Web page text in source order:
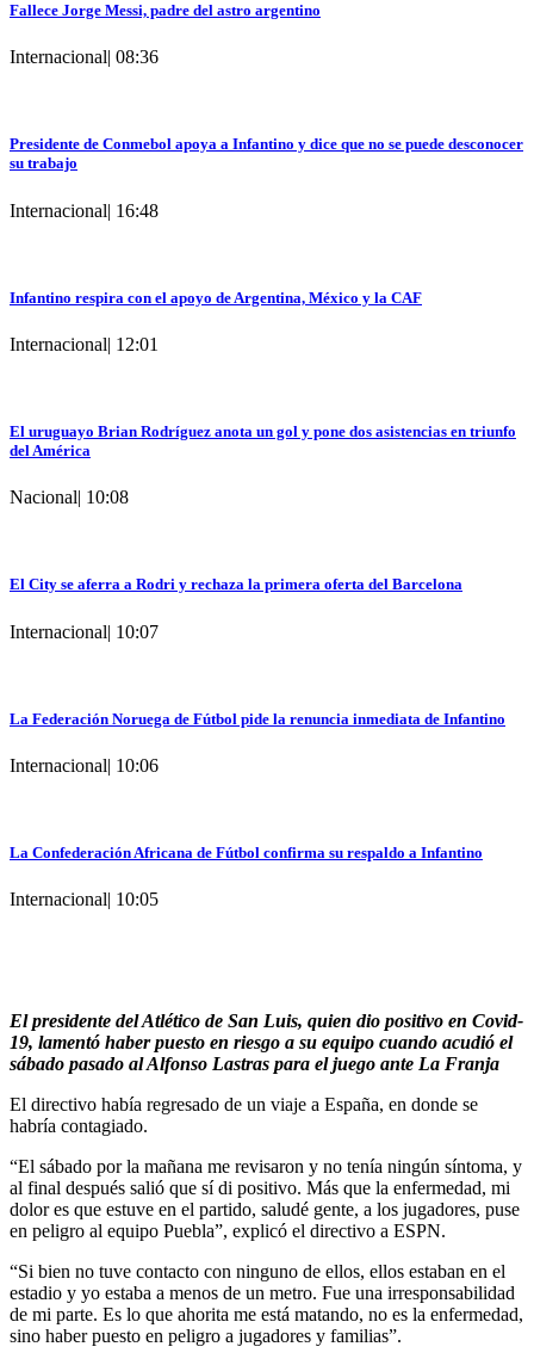
Fallece Jorge Messi, padre del astro argentino
Internacional| 08:36
Presidente de Conmebol apoya a Infantino y dice que no se puede desconocer
su trabajo
Internacional| 16:48
Infantino respira con el apoyo de Argentina, México y la CAF
Internacional| 12:01
El uruguayo Brian Rodríguez anota un gol y pone dos asistencias en triunfo
del América
Nacional| 10:08
El City se aferra a Rodri y rechaza la primera oferta del Barcelona
Internacional| 10:07
La Federación Noruega de Fútbol pide la renuncia inmediata de Infantino
Internacional| 10:06
La Confederación Africana de Fútbol confirma su respaldo a Infantino
Internacional| 10:05
El presidente del Atlético de San Luis, quien dio positivo en Covid-
19, lamentó haber puesto en riesgo a su equipo cuando acudió el
sábado pasado al Alfonso Lastras para el juego ante La Franja
El directivo había regresado de un viaje a España, en donde se
habría contagiado.
“El sábado por la mañana me revisaron y no tenía ningún síntoma, y
al final después salió que sí di positivo. Más que la enfermedad, mi
dolor es que estuve en el partido, saludé gente, a los jugadores, puse
en peligro al equipo Puebla”, explicó el directivo a ESPN.
“Si bien no tuve contacto con ninguno de ellos, ellos estaban en el
estadio y yo estaba a menos de un metro. Fue una irresponsabilidad
de mi parte. Es lo que ahorita me está matando, no es la enfermedad,
sino haber puesto en peligro a jugadores y familias”.